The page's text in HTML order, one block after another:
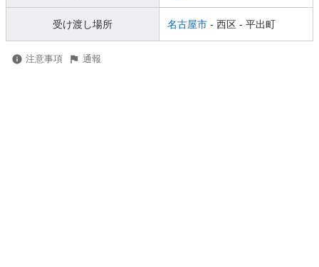
受け渡し場所 名古屋市 - 西区 - 平出町
注意事項 通報